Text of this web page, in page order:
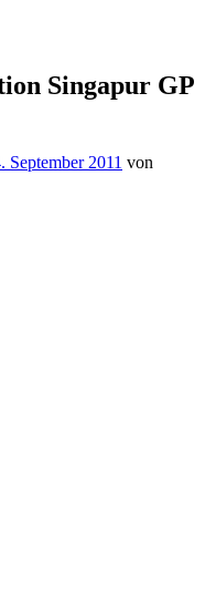
Singapur GP
September 2011 von